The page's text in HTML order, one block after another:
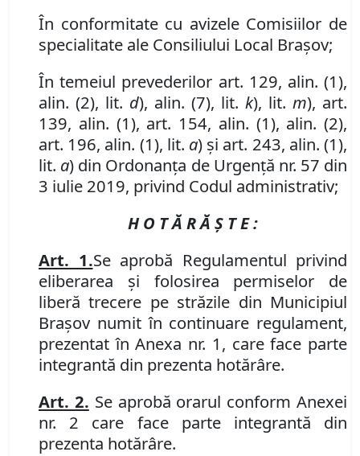
În conformitate cu avizele Comisiilor de
specialitate ale Consiliului Local Brașov;
În temeiul prevederilor art. 129, alin. (1),
alin. (2), lit. d), alin. (7), lit. k), lit. m), art.
139, alin. (1), art. 154, alin. (1), alin. (2),
art. 196, alin. (1), lit. a) și art. 243, alin. (1),
lit. a) din Ordonanța de Urgență nr. 57 din
3 iulie 2019, privind Codul administrativ;
H O T Ă R Ă Ş T E :
Art. 1.Se aprobă Regulamentul privind
eliberarea şi folosirea permiselor de
liberă trecere pe străzile din Municipiul
Braşov numit în continuare regulament,
prezentat în Anexa nr. 1, care face parte
integrantă din prezenta hotărâre.
Art. 2. Se aprobă orarul conform Anexei
nr. 2 care face parte integrantă din
prezenta hotărâre.